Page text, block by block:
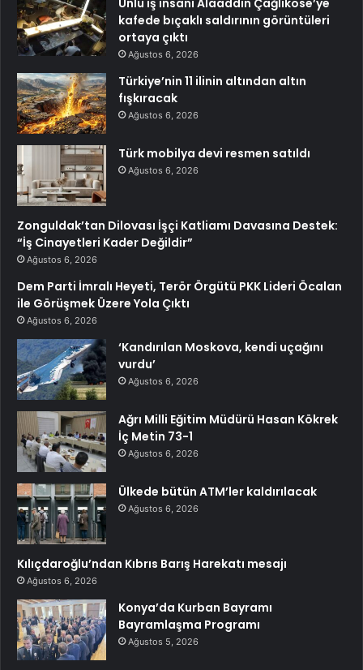
kafede bıçaklı saldırının görüntüleri
ortaya çıktı
Ağustos 6, 2026
Türkiye’nin 11 ilinin altından altın
fışkıracak
Ağustos 6, 2026
Türk mobilya devi resmen satıldı
Ağustos 6, 2026
Zonguldak’tan Dilovası İşçi Katliamı Davasına Destek:
“İş Cinayetleri Kader Değildir”
Ağustos 6, 2026
Dem Parti İmralı Heyeti, Terör Örgütü PKK Lideri Öcalan
ile Görüşmek Üzere Yola Çıktı
Ağustos 6, 2026
‘Kandırılan Moskova, kendi uçağını
vurdu’
Ağustos 6, 2026
Ağrı Milli Eğitim Müdürü Hasan Kökrek
İç Metin 73-1
Ağustos 6, 2026
Ülkede bütün ATM’ler kaldırılacak
Ağustos 6, 2026
Kılıçdaroğlu’ndan Kıbrıs Barış Harekatı mesajı
Ağustos 6, 2026
Konya’da Kurban Bayramı
Bayramlaşma Programı
Ağustos 5, 2026